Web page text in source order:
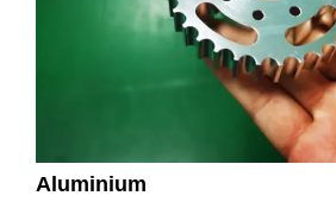
Aluminium